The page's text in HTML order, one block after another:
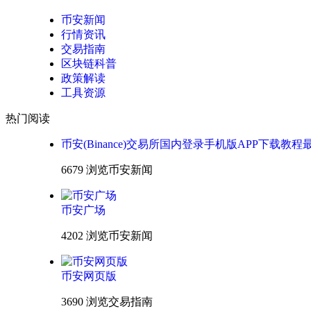
币安新闻
行情资讯
交易指南
区块链科普
政策解读
工具资源
热门阅读
币安(Binance)交易所国内登录手机版APP下载教程
6679 浏览币安新闻
币安广场
4202 浏览币安新闻
币安网页版
3690 浏览交易指南